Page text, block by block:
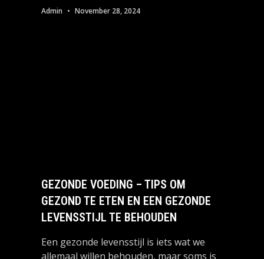
Admin November 28, 2024
GEZONDE VOEDING – TIPS OM
GEZOND TE ETEN EN EEN GEZONDE
LEVENSSTIJL TE BEHOUDEN
Een gezonde levensstijl is iets wat we
allemaal willen behouden, maar soms is